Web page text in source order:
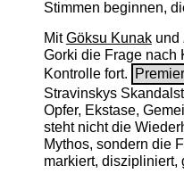
Stimmen beginnen,
MitGöksu Kunakund
Gorki die Frage nach
Kontrolle fort.
Stravinskys
Opfer, Ekstase,
steht nicht die
Mythos, sondern die
markiert, diszipliniert,